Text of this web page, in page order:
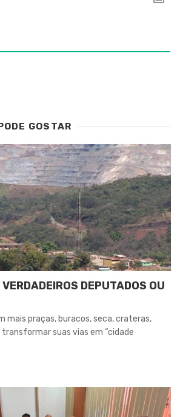
GOSTAR
DEPUTADOS OU
mais praças, buracos, seca, crateras,
suas vias em “cidade